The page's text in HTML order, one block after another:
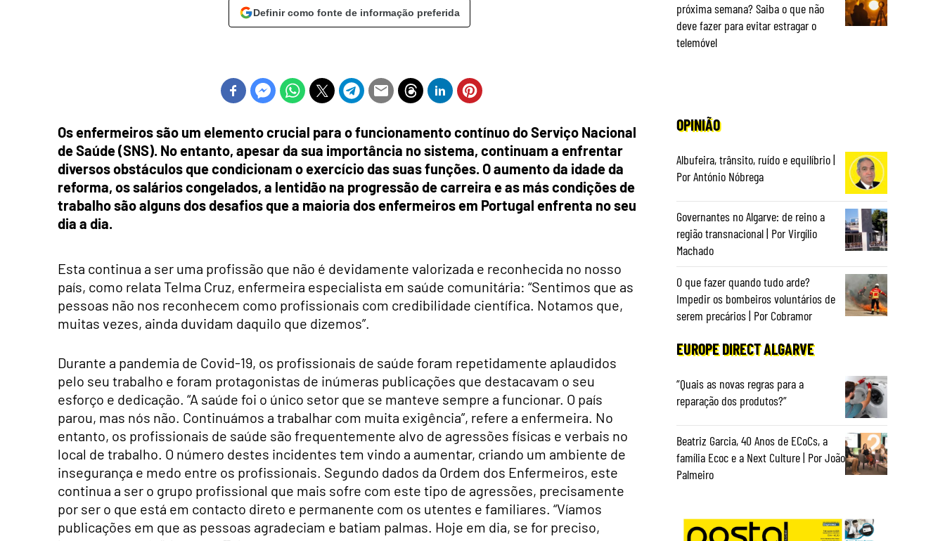
Definir como fonte de informação preferida
Os enfermeiros são um elemento crucial para o funcionamento contínuo do Serviço Nacional
de Saúde (SNS). No entanto, apesar da sua importância no sistema, continuam a enfrentar
diversos obstáculos que condicionam o exercício das suas funções. O aumento da idade da
reforma, os salários congelados, a lentidão na progressão de carreira e as más condições de
trabalho são alguns dos desafios que a maioria dos enfermeiros em Portugal enfrenta no seu
dia a dia.
Esta continua a ser uma profissão que não é devidamente valorizada e reconhecida no nosso
país, como relata Telma Cruz, enfermeira especialista em saúde comunitária: “Sentimos que as
pessoas não nos reconhecem como profissionais com credibilidade científica. Notamos que,
muitas vezes, ainda duvidam daquilo que dizemos”.
Durante a pandemia de Covid-19, os profissionais de saúde foram repetidamente aplaudidos
pelo seu trabalho e foram protagonistas de inúmeras publicações que destacavam o seu
esforço e dedicação. “A saúde foi o único setor que se manteve sempre a funcionar. O país
parou, mas nós não. Continuámos a trabalhar com muita exigência”, refere a enfermeira. No
entanto, os profissionais de saúde são frequentemente alvo de agressões físicas e verbais no
local de trabalho. O número destes incidentes tem vindo a aumentar, criando um ambiente de
insegurança e medo entre os profissionais. Segundo dados da Ordem dos Enfermeiros, este
continua a ser o grupo profissional que mais sofre com este tipo de agressões, precisamente
por ser o que está em contacto direto e permanente com os utentes e familiares. “Víamos
publicações em que as pessoas agradeciam e batiam palmas. Hoje em dia, se for preciso,
próxima semana? Saiba o que não
deve fazer para evitar estragar o
telemóvel
OPINIÃO
Albufeira, trânsito, ruído e equilíbrio |
Por António Nóbrega
Governantes no Algarve: de reino a
região transnacional | Por Virgílio
Machado
O que fazer quando tudo arde?
Impedir os bombeiros voluntários de
serem precários | Por Cobramor
EUROPE DIRECT ALGARVE
“Quais as novas regras para a
reparação dos produtos?”
Beatriz Garcia, 40 Anos de ECoCs, a
família Ecoc e a Next Culture | Por João
Palmeiro